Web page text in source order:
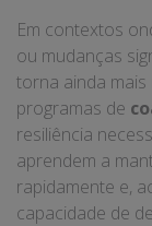
Em contextos
ou mudanças
torna ainda mais
programas de
resiliência
aprendem a
rapidamente e,
capacidade de